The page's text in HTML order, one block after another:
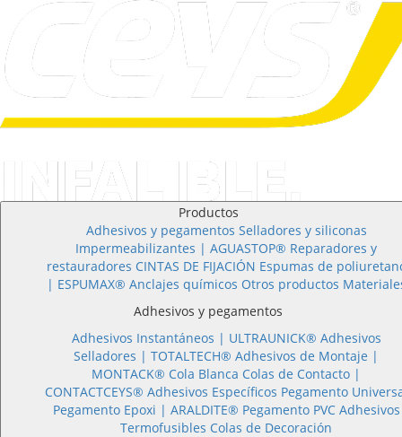
Productos
Adhesivos y pegamentos Selladores y siliconas
Impermeabilizantes | AGUASTOP® Reparadores y
restauradores CINTAS DE FIJACIÓN Espumas de
| ESPUMAX® Anclajes químicos Otros productos
Adhesivos y pegamentos
Adhesivos Instantáneos | ULTRAUNICK® Adhesivos
Selladores | TOTALTECH®
Adhesivos de Montaje |
MONTACK® Cola Blanca
Colas de Contacto |
CONTACTCEYS® Adhesivos Específicos Pegamento
Pegamento Epoxi | ARALDITE® Pegamento PVC Adhesivos
Termofusibles Colas de Decoración